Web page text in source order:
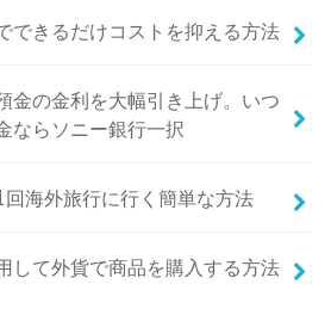
できるだけコストを抑える方法
金の金利を大幅引き上げ。いつ
ならソニー銀行一択
海外旅行に行く簡単な方法
して外貨で商品を購入する方法